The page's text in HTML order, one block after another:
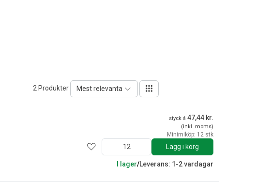
2 Produkter Mest relevanta
styck á 47,44 kr.
(inkl. moms)
Minimiköp: 12 stk
Lägg i korg
I lager/Leverans: 1-2 vardagar